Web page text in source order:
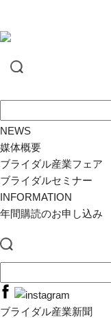
NEWS
媒体概要
ブライダル産業フェア
ブライダルセミナー
INFORMATION
年間購読のお申し込み
ブライダル産業新聞